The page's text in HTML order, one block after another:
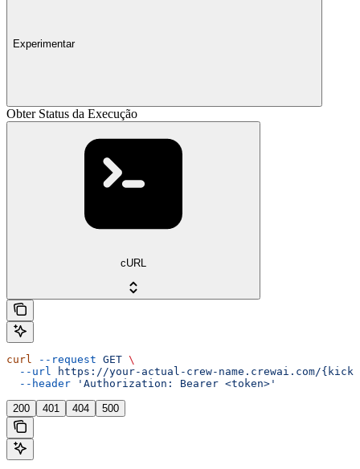
Experimentar
Obter Status da Execução
cURL
curl --request GET \
  --url
https://your-actual-crew-name.crewai.com/
  --header
'Authorization: Bearer <token>'
200 401 404 500